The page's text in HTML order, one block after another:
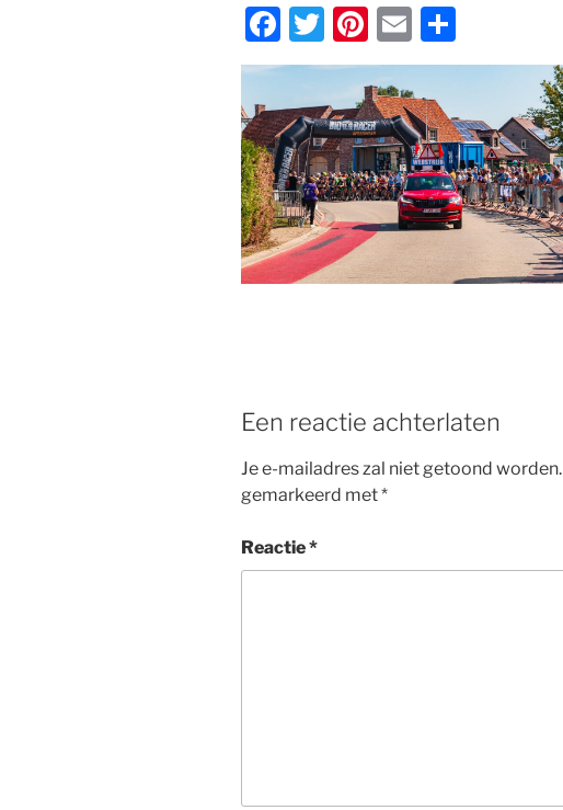
F
a
e
b
o
o
k
T
w
itt
er
Pi
nt
er
e
st
E
m
ai
l
el
n
Een reactie achterlaten
Je e-mailadres zal niet getoond worden.
gemarkeerd met*
Reactie*